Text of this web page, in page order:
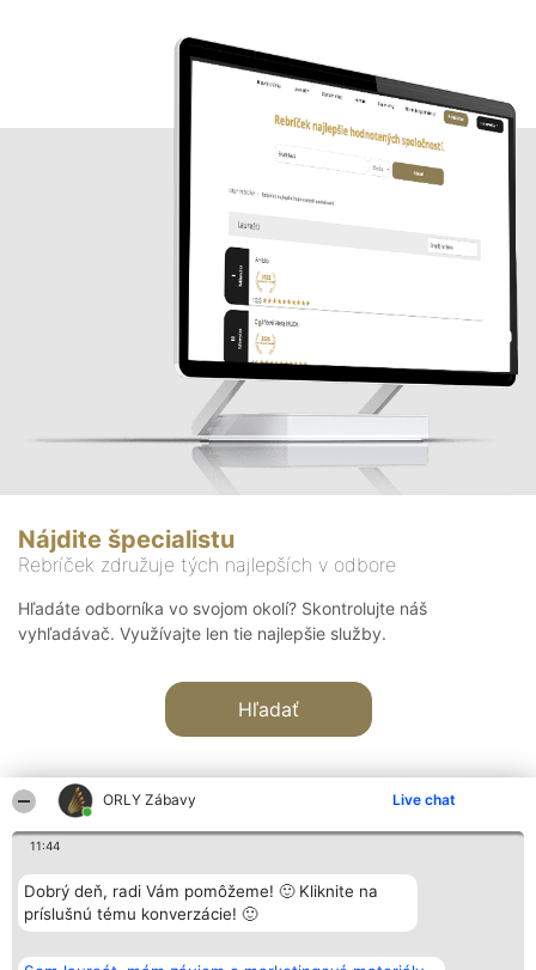
ORLY Zábavy Live chat
11:44
Dobrý deň, radi Vám pomôžeme! 🙂 Kliknite na
príslušnú tému konverzácie! 🙂
Nájdite špecialistu
Rebríček združuje tých najlepších v odbore
Hľadáte odborníka vo svojom okolí? Skontrolujte náš
vyhľadávač. Využívajte len tie najlepšie služby.
Hľadať
Organizátor hodnotenia
Bright Side Solutions sp. z o.
o. sp. k.
Wrocław 50-079
Hodnotenie
Laureáti
Lista
Laureatów
Kontakt
Kontakt